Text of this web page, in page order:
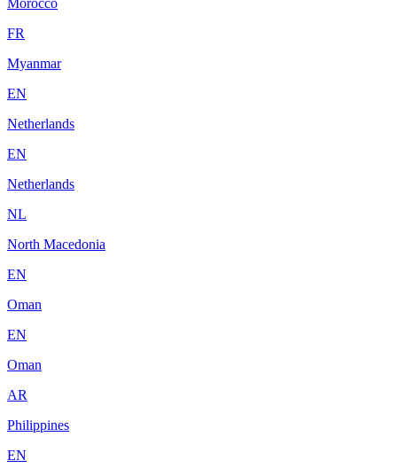
FR
Myanmar
EN
Netherlands
EN
Netherlands
NL
North Macedonia
EN
Oman
EN
Oman
AR
Philippines
EN